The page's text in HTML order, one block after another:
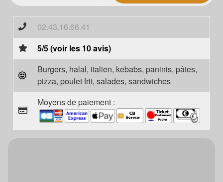
02.43.16.66.41
5/5 (voir les 10 avis)
Burgers, halal, italien, kebabs, paninis, pâtes,
pizza, poulet frit, salades, sandwiches
Moyens de paiement :